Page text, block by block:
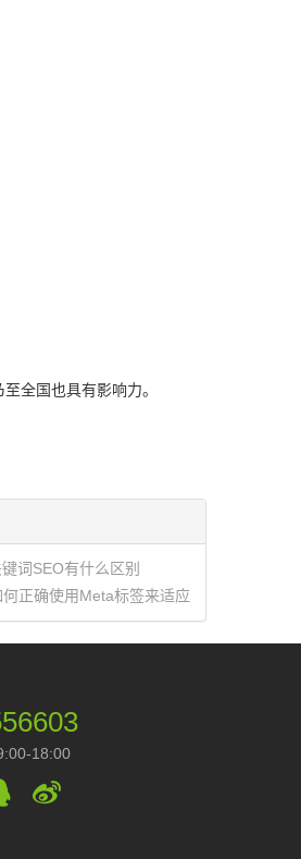
全国也具有影响力。
词SEO有什么区别
正确使用Meta标签来适应
18:00